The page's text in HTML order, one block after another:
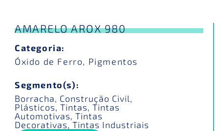
AMARELO AROX 980
Categoria:
Óxido de Ferro, Pigmentos
Segmento(s):
Borracha, Construção Civil,
Plásticos, Tintas, Tintas
Automotivas, Tintas
Decorativas, Tintas Industriais